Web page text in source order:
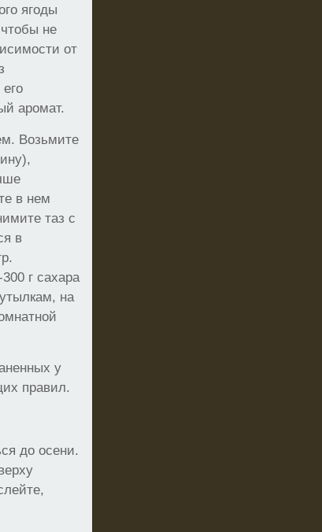
ягоды
не
от
аромат.
Возьмите
в нем
таз с
в
г сахара
на
у
правил.
до осени.